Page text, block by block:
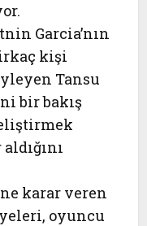
Garcia’nın
kişi
Tansu
bir bakış
karar veren
oyuncu